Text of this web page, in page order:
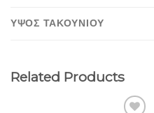
ΥΨΟΣ ΤΑΚΟΥΝΙΟΥ
Related Products